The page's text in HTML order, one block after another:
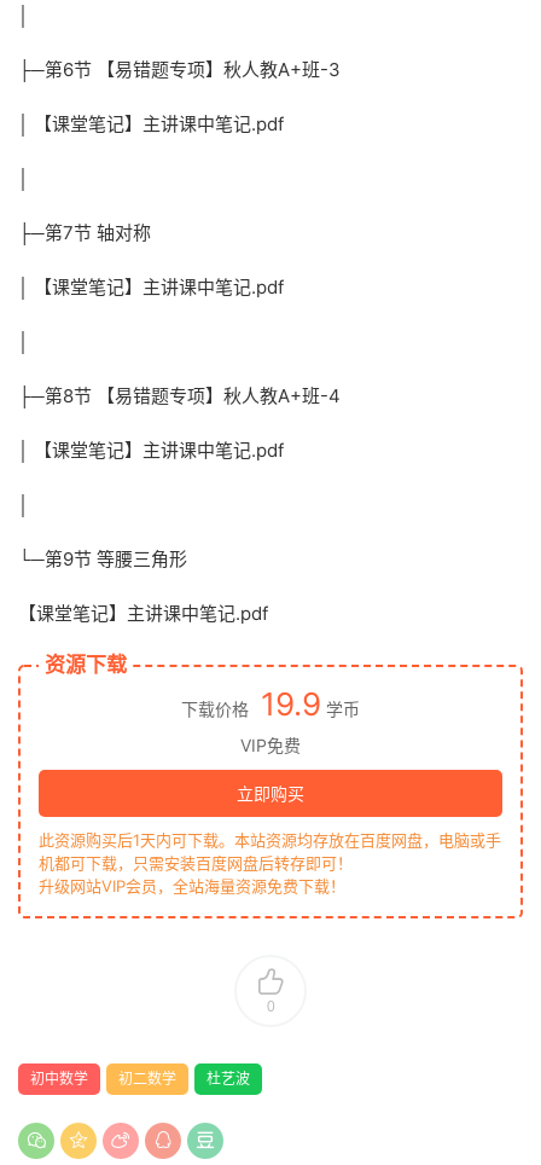
├─第6节 【易错题专项】秋人教A+班-3
│ 【课堂笔记】主讲课中笔记.pdf
├─第7节 轴对称
│ 【课堂笔记】主讲课中笔记.pdf
├─第8节 【易错题专项】秋人教A+班-4
│ 【课堂笔记】主讲课中笔记.pdf
└─第9节 等腰三角形
【课堂笔记】主讲课中笔记.pdf
资源下载
下载价格 19.9 学币
VIP免费
立即购买
此资源购买后1天内可下载。本站资源均存放在百度网盘，电脑或手
机都可下载，只需安装百度网盘后转存即可！
升级网站VIP会员，全站海量资源免费下载！
0
初中数学 初二数学 杜艺波